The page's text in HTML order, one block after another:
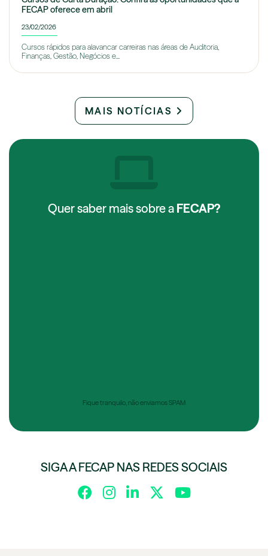
FECAP oferece em abril
23/02/2026
Cursos rápidos para alavancar carreiras nas áreas de Auditoria,
Finanças, Gestão, Negócios e...
MAIS NOTÍCIAS
Quer saber mais sobre a FECAP?
Fique tranquilo, não enviamos SPAM
SIGA A FECAP NAS REDES SOCIAIS